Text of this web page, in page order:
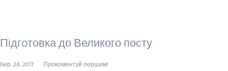
Підготовка до Великого посту
бер. 24, 2017 Прокоментуй першим!